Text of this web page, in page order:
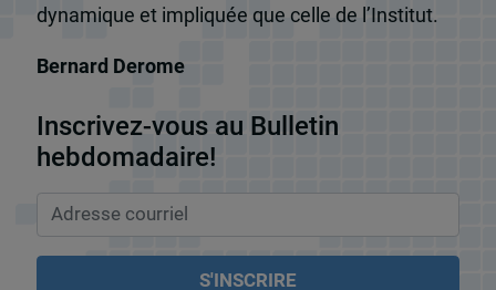
dynamique et impliquée que celle de l’Institut.
Bernard Derome
Inscrivez-vous au Bulletin
hebdomadaire!